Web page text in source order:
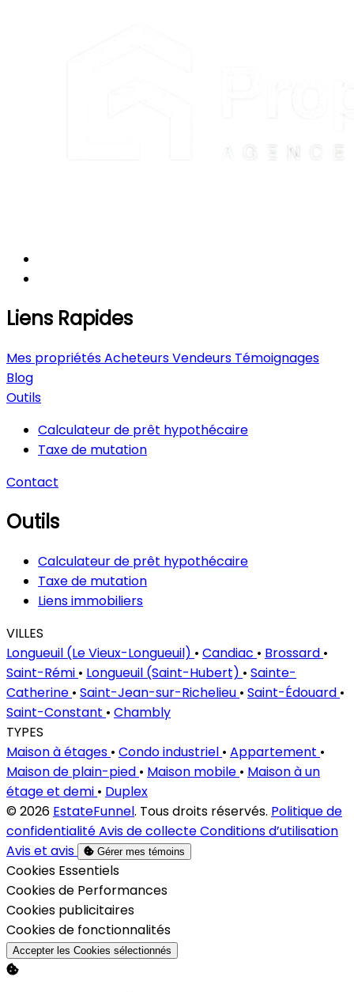
Liens Rapides
Mes propriétésAcheteursVendeurs Témoignages
Blog
Outils
Calculateur de prêt hypothécaire
Taxe de mutation
Contact
Outils
Calculateur de prêt hypothécaire
Taxe de mutation
Liens immobiliers
VILLES
Longueuil (Le Vieux-Longueuil) • Candiac • Brossard •
Saint-Rémi • Longueuil (Saint-Hubert) • Sainte-
Catherine • Saint-Jean-sur-Richelieu • Saint-Édouard •
Saint-Constant • Chambly
TYPES
Maison à étages • Condo industriel • Appartement •
Maison de plain-pied • Maison mobile • Maison à un
étage et demi • Duplex
© 2026 EstateFunnel. Tous droits réservés. Politique de
confidentialitéAvis de collecteConditions d’utilisation
Avis et avis
Gérer mes témoins
Activer
Cookies Essentiels
Activer
Cookies de Performances
Activer
Cookies publicitaires
Activer
Cookies de fonctionnalités
Accepter les Cookies sélectionnés